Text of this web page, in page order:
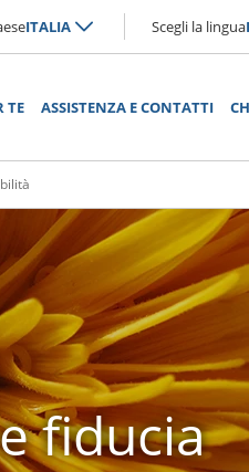
ITALIA Scegli la lingua
TE ASSISTENZA E CONTATTI
fiducia